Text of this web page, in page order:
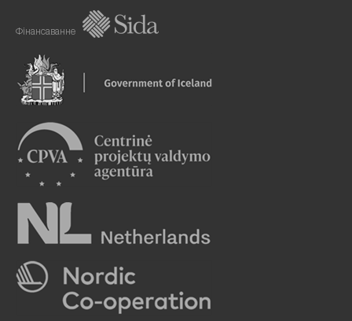
Фінансаванне